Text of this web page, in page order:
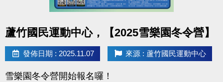
蘆竹國民運動中心，【2025雪樂園冬令營】
發佈日期 : 2025.11.07 來源 : 蘆竹國民運動中心
雪樂園冬令營開始報名囉！